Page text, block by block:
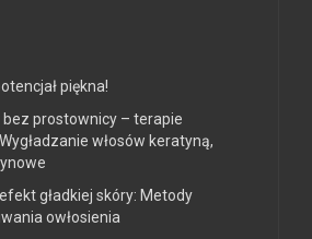
piękna!
bez prostownicy – terapie
włosów keratyną,
gładkiej skóry: Metody
owłosienia